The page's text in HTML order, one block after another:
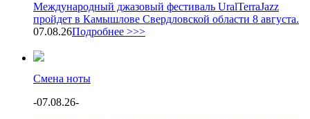
Международный джазовый фестиваль UralTerraJazz
пройдет в Камышлове Свердловской области 8 августа.
07.08.26Подробнее >>>
Смена ноты
-07.08.26-